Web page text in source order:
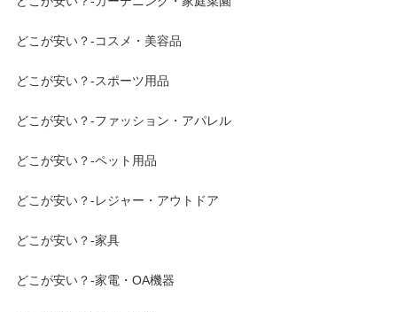
どこが安い？-コスメ・美容品
どこが安い？-スポーツ用品
どこが安い？-ファッション・アパレル
どこが安い？-ペット用品
どこが安い？-レジャー・アウトドア
どこが安い？-家具
どこが安い？-家電・OA機器